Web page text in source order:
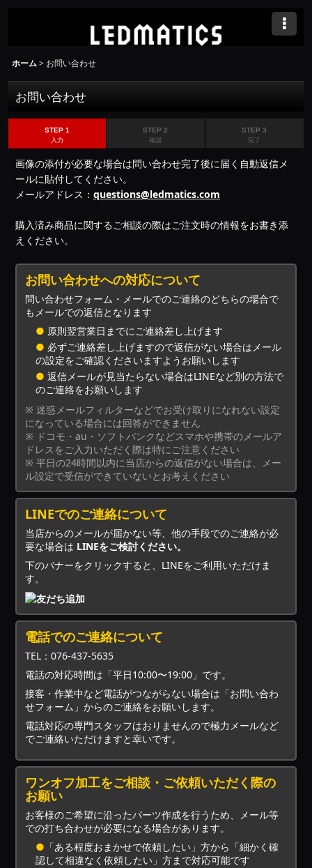
ホーム> お問い合わせ
お問い合わせ
STEP 1
入力
STEP 2
確認
STEP 3
完了
画像の添付が必要な場合は問い合わせ完了後に届く自動返信メ
ールに貼付してください。
メールアドレス： questions@ledmatics.com
購入済み商品に関するご相談の際はご注文時の情報をお書き添
えください。
お問い合わせへの対応について
問い合わせフォーム・メールでのご連絡のどちらの場合で
もメールでの返信となります
● 原則翌営業日までにご連絡差し上げます
● 必ずご連絡差し上げますので返信がない場合はメール
の設定をご確認くださいますようお願いします
● 返信メールが見当たらない場合はLINEなど別の方法で
のご連絡をお願いします
※ 迷惑メールフィルターなどでお受け取りになれない設定
になっている場合には回答ができません
※ ドコモ・au・ソフトバンクなどスマホや携帯のメールア
ドレスをご入力いただく際は特にご注意ください
※ 平日の24時間以内に当店からの返信がない場合は、メー
ル設定で受信ができていないとお考えください
LINEでのご連絡について
当店からのメールが届かない等、他の手段でのご連絡が必
要な場合は LINEをご検討ください。
下のバナーをクリックすると、LINEをご利用いただけま
す。
電話でのご連絡について
TEL：076-437-5635
電話の対応時間は「平日10:00〜19:00」です。
接客・作業中など電話がつながらない場合は「お問い合わ
せフォーム」からのご連絡をお願いします。
電話対応の専門スタッフはおりませんので極力メールなど
でご連絡いただけますと幸いです。
ワンオフ加工をご相談・ご依頼いただく際の
お願い
お客様のご希望に沿ったパーツ作成を行うため、メール等
での打ち合わせが必要になる場合があります。
● 「ある程度おまかせで依頼したい」方から「細かく確
認して相違なく依頼したい」方まで対応可能です